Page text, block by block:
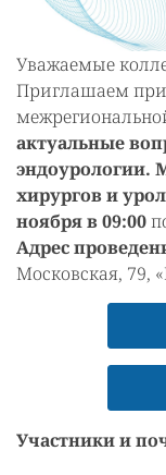
Уважаемые
Приглашаем
актуальные
эндоурологии.
хирургов и
ноября в 09:00
Адрес
Московская, 79,
Участники и